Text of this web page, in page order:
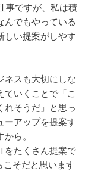
事ですが、私は積
んでもやっている
しい提案がしやす
ネスも大切にしな
いくことで「こ
れそうだ」と思っ
ーアップを提案す
ら。
をたくさん提案で
そだと思います